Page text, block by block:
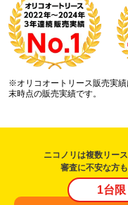
※オリコオートリース販売実
末時点の販売実績です。
ニコノリは複数リー
審査に不安な方
1台限